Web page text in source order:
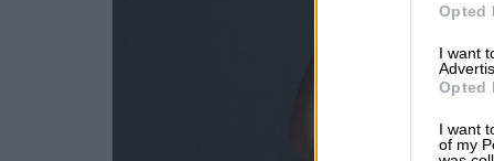
Opted
I want
Opted
I want
of my